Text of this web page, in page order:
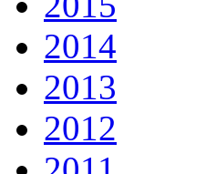
2014
2013
2012